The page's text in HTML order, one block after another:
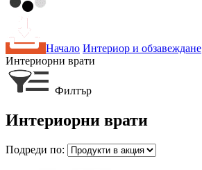
Начало Интериор и обзавеждане
Интериорни врати
Филтър
Интериорни врати
Подреди по: